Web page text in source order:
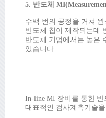
5. 반도체
수백 번의 공정을 거쳐
반도체 칩이 제작되는데
반도체 기업에서는 높은
있습니다.
In-line MI 장비를 통한
대표적인 검사계측기술